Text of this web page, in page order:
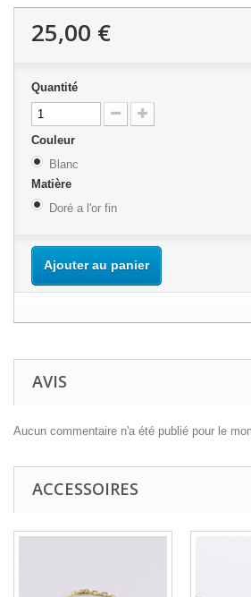
25,00 €
Quantité
Couleur
Blanc
Matière
Doré a l'or fin
Ajouter au panier
AVIS
Aucun commentaire n'a été publié pour le
ACCESSOIRES